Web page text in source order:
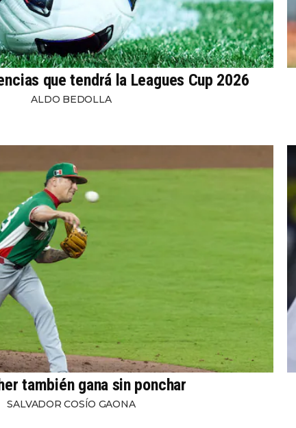
que tendrá la Leagues Cup 2026
ALDO BEDOLLA
también gana sin ponchar
SALVADOR COSÍO GAONA